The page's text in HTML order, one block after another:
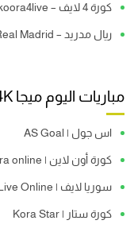
كورة 4 لايف – koora4live
ريال مدريد – Real Madrid
مباريات اليوم ميجا 4K
اس جول | AS Goal
كورة أون لاين | kora online
سوريا لايف | Syria Live Online
كورة ستار | Kora Star